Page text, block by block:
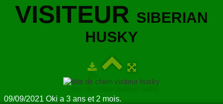
NOTRE ACTIVITÉ
ANNUAIRE
VISITEUR SIBERIAN
HUSKY
09/09/2021 Oki a 3 ans et 2 mois.